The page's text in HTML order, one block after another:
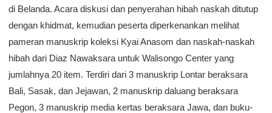
di Belanda. Acara diskusi dan penyerahan hibah naskah ditutup
dengan khidmat, kemudian peserta diperkenankan melihat
pameran manuskrip koleksi Kyai Anasom dan naskah-naskah
hibah dari Diaz Nawaksara untuk Walisongo Center yang
jumlahnya 20 item. Terdiri dari 3 manuskrip Lontar beraksara
Bali, Sasak, dan Jejawan, 2 manuskrip daluang beraksara
Pegon, 3 manuskrip media kertas beraksara Jawa, dan buku-